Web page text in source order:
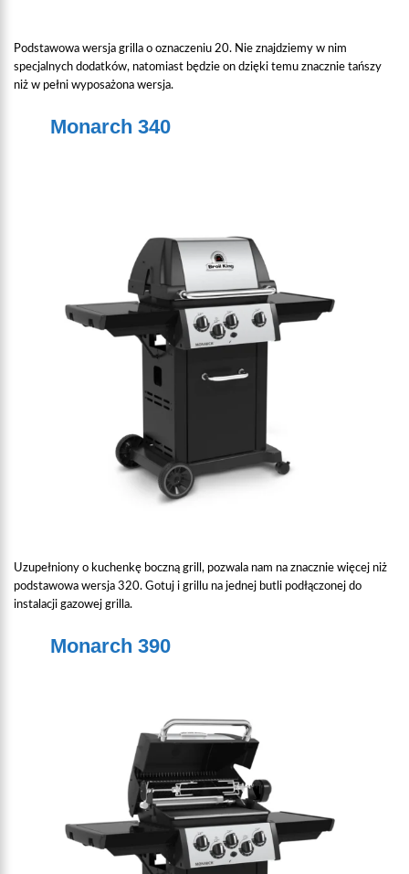
Podstawowa wersja grilla o oznaczeniu 20. Nie znajdziemy w nim
specjalnych dodatków, natomiast będzie on dzięki temu znacznie tańszy
niż w pełni wyposażona wersja.
Monarch 340
Uzupełniony o kuchenkę boczną grill, pozwala nam na znacznie więcej niż
podstawowa wersja 320. Gotuj i grillu na jednej butli podłączonej do
instalacji gazowej grilla.
Monarch 390